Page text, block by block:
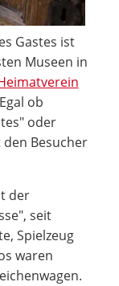
Gastes ist
Museen in
ob
oder
Besucher
der
seit
Spielzeug
waren